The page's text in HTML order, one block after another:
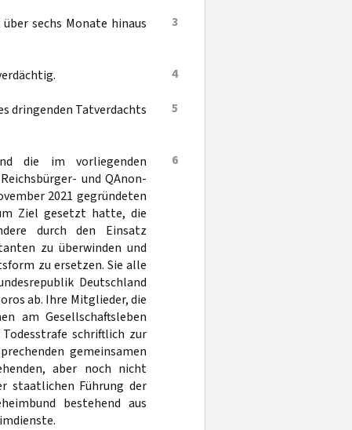
3
sechs Monate hinaus
4
5
dringenden Tatverdachts
6
die im vorliegenden
und QAnon-
2021 gegründeten
Ziel gesetzt hatte, die
durch den Einsatz
zu überwinden und
zu ersetzen. Sie alle
Deutschland
ab. Ihre Mitglieder, die
am Gesellschaftsleben
schriftlich zur
gemeinsamen
aber noch nicht
staatlichen Führung der
bestehend aus